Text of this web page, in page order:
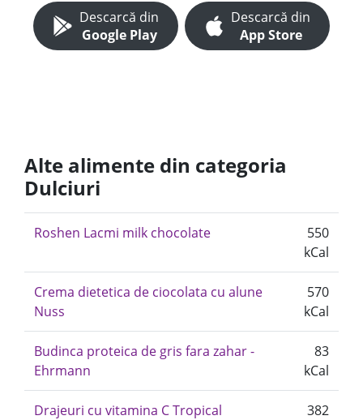
Descarcă din
Google Play
Descarcă din
App Store
Alte alimente din categoria
Dulciuri
Roshen Lacmi milk chocolate
550
kCal
Crema dietetica de ciocolata cu alune
Nuss
570
kCal
Budinca proteica de gris fara zahar -
Ehrmann
83
kCal
Drajeuri cu vitamina C Tropical
382